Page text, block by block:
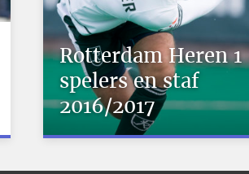
Rotterdam Heren
spelers en staf
2016/2017